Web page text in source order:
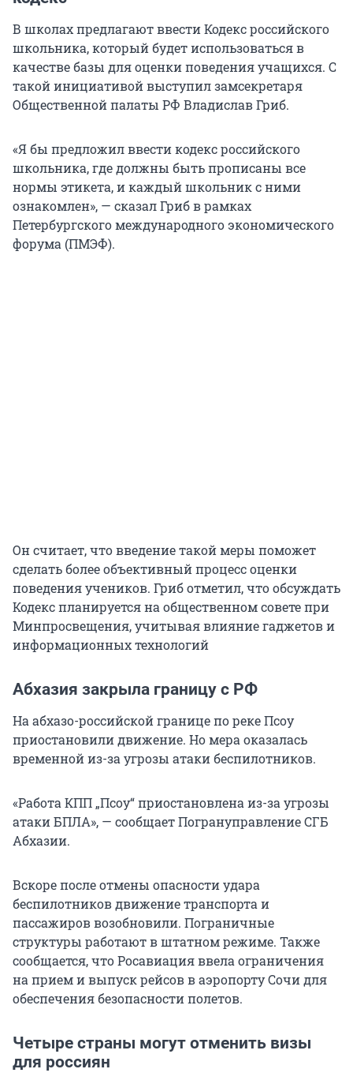
В школах предлагают ввести Кодекс российского
школьника, который будет использоваться в
качестве базы для оценки поведения учащихся. С
такой инициативой выступил замсекретаря
Общественной палаты РФ Владислав Гриб.
«Я бы предложил ввести кодекс российского
школьника, где должны быть прописаны все
нормы этикета, и каждый школьник с ними
ознакомлен», — сказал Гриб в рамках
Петербургского международного экономического
форума (ПМЭФ).
Он считает, что введение такой меры поможет
сделать более объективный процесс оценки
поведения учеников. Гриб отметил, что обсуждать
Кодекс планируется на общественном совете при
Минпросвещения, учитывая влияние гаджетов и
информационных технологий
Абхазия закрыла границу с РФ
На абхазо-российской границе по реке Псоу
приостановили движение. Но мера оказалась
временной из-за угрозы атаки беспилотников.
«Работа КПП „Псоу“ приостановлена из-за угрозы
атаки БПЛА», — сообщает Погрануправление СГБ
Абхазии.
Вскоре после отмены опасности удара
беспилотников движение транспорта и
пассажиров возобновили. Пограничные
структуры работают в штатном режиме. Также
сообщается, что Росавиация ввела ограничения
на прием и выпуск рейсов в аэропорту Сочи для
обеспечения безопасности полетов.
Четыре страны могут отменить визы
для россиян